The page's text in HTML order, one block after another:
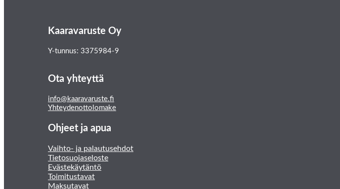
Kaaravaruste Oy
Y-tunnus: 3375984-9
Ota yhteyttä
info@kaaravaruste.fi
Yhteydenottolomake
Ohjeet ja apua
Vaihto- ja palautusehdot
Tietosuojaseloste
Evästekäytäntö
Toimitustavat
Maksutavat